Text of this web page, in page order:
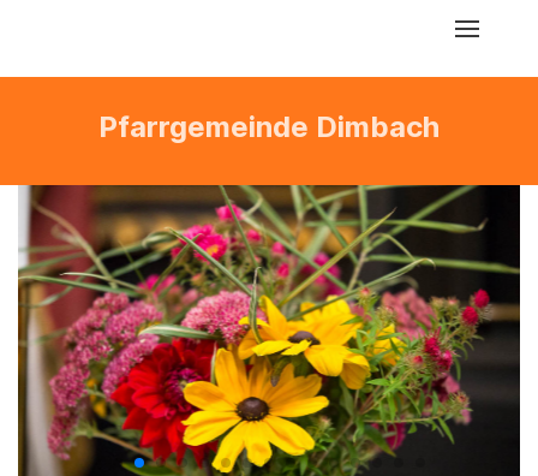
Pfarrgemeinde Dimbach